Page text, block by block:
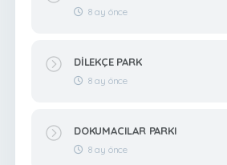
8 ay önce
DİLEKÇE PARK
8 ay önce
DOKUMACILAR PARKI
8 ay önce